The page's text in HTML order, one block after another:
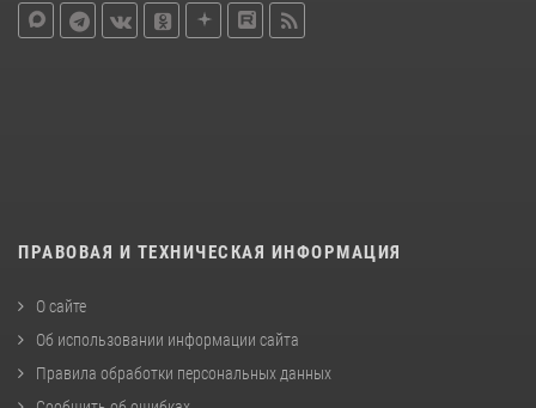
ПРАВОВАЯ И ТЕХНИЧЕСКАЯ ИНФОРМАЦИЯ
О сайте
Об использовании информации сайта
Правила обработки персональных данных